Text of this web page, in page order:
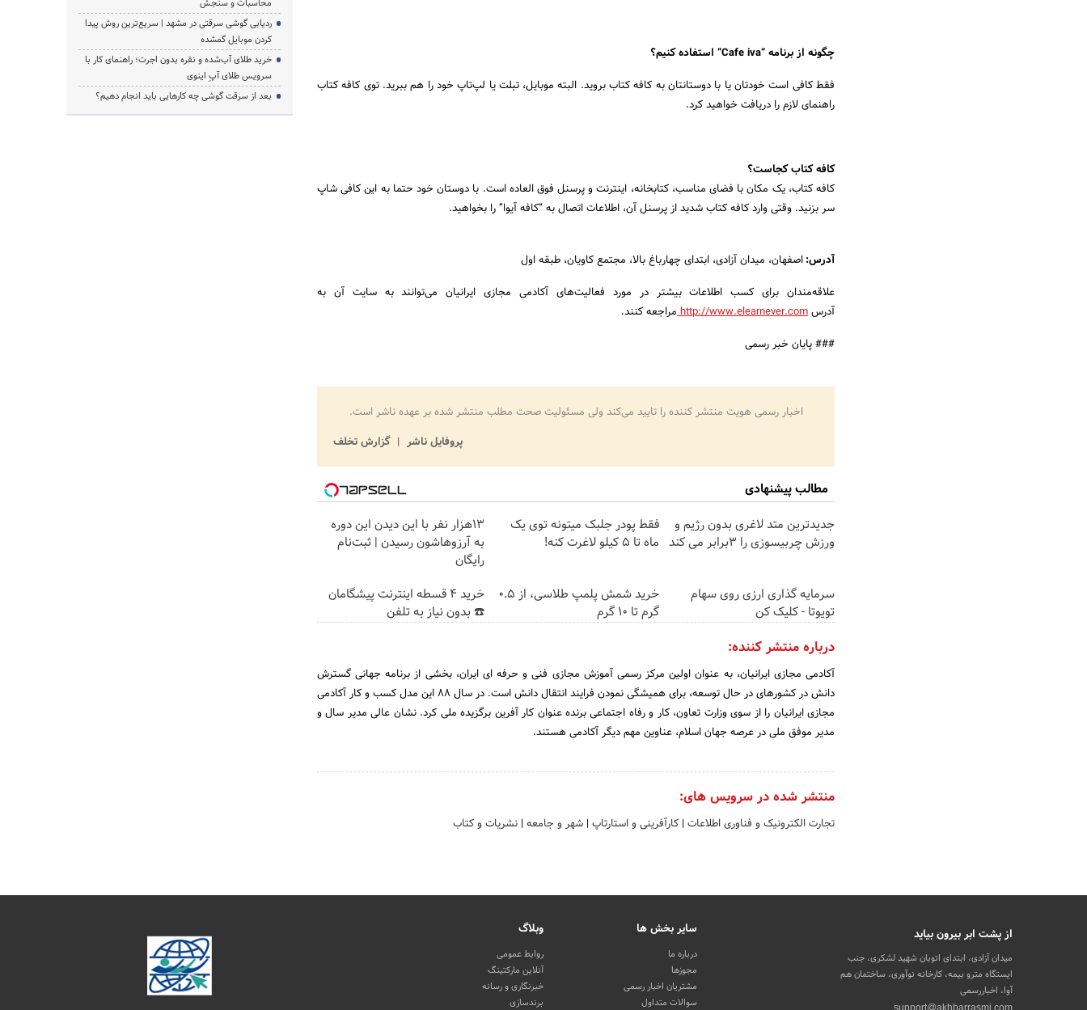
چگونه از برنامه “Cafe iva” استفاده کنیم؟
فقط کافی است خودتان یا با دوستانتان به کافه کتاب بروید. البته موبایل، تبلت یا لپ‌تاپ خود را هم ببرید. توی کافه کتاب
راهنمای لازم را دریافت خواهید کرد.
کافه کتاب کجاست؟
کافه کتاب، یک مکان با فضای مناسب، کتابخانه، اینترنت و پرسنل فوق العاده است. با دوستان خود حتما به این کافی شاپ
سر بزنید. وقتی وارد کافه کتاب شدید از پرسنل آن، اطلاعات اتصال به “کافه آیوا” را بخواهید.
آدرس:اصفهان، میدان آزادی، ابتدای چهارباغ بالا، مجتمع کاویان، طبقه اول
علاقه‌مندان برای کسب اطلاعات بیشتر در مورد فعالیت‌های آکادمی مجازی ایرانیان می‌توانند به سایت آن به
آدرسhttp://www.elearnever.com مراجعه کنند.
### پایان خبر رسمی
اخبار رسمی هویت منتشر کننده را تایید می‌کند ولی مسئولیت صحت مطلب منتشر شده بر عهده ناشر است.
پروفایل ناشر
گزارش تخلف
مطالب پیشنهادی
جدیدترین متد لاغری بدون رژیم و
ورزش چربیسوزی را 3برابر می کند
فقط پودر جلبک میتونه توی یک
ماه تا 5 کیلو لاغرت کنه!
13هزار نفر با این دیدن این دوره
به آرزوهاشون رسیدن | ثبت‌‌نام
رایگان
سرمایه گذاری ارزی روی سهام
تویوتا - کلیک کن
خرید شمش پلمپ طلاسی، از ۰.۵
گرم تا ۱۰ گرم
خرید 4 قسطه اینترنت پیشگامان
☎️ بدون نیاز به تلفن
درباره منتشر کننده:
آکادمی مجازی ایرانیان، به عنوان اولین مرکز رسمی آموزش مجازی فنی و حرفه ای ایران، بخشی از برنامه جهانی گسترش
دانش در کشورهای در حال توسعه، برای همیشگی نمودن فرایند انتقال دانش است. در سال 88 این مدل کسب و کار آکادمی
مجازی ایرانیان را از سوی وزارت تعاون، کار و رفاه اجتماعی برنده عنوان کار آفرین برگزیده ملی کرد. نشان عالی مدیر سال و
مدیر موفق ملی در عرصه جهان اسلام، عناوین مهم دیگر آکادمی هستند.
منتشر شده در سرویس های:
تجارت الکترونیک و فناوری اطلاعات | کارآفرینی و استارتاپ | شهر و جامعه | نشریات و کتاب
محاسبات و سنجش
ردیابی گوشی سرقتی در مشهد | سریع‌ترین روش پیدا
کردن موبایل گمشده
خرید طلای آب‌شده و نقره بدون اجرت؛ راهنمای کار با
سرویس طلای آپِ اینوی
بعد از سرقت گوشی چه کارهایی باید انجام دهیم؟
از پشت ابر بیرون بیاید
میدان آزادی، ابتدای اتوبان شهید لشکری، جنب
ایستگاه مترو بیمه، کارخانه نوآوری، ساختمان هم
آوا، اخباررسمی
support@akhbarrasmi.com
سایر بخش ها
درباره ما
مجوزها
مشتریان اخبار رسمی
سوالات متداول
وبلاگ
روابط عمومی
آنلاین مارکتینگ
خبرنگاری و رسانه
برندسازی